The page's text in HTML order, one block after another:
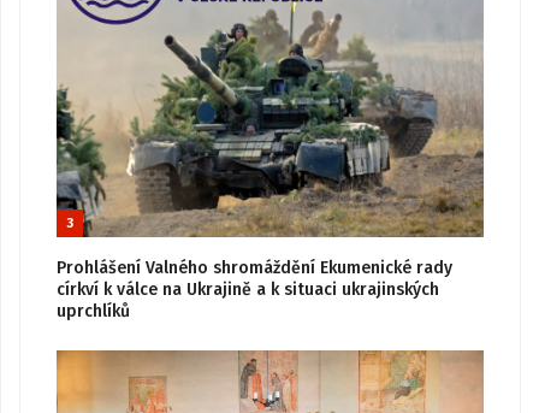
3
Prohlášení Valného shromáždění Ekumenické rady
církví k válce na Ukrajině a k situaci ukrajinských
uprchlíků